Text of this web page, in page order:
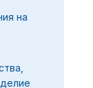
на